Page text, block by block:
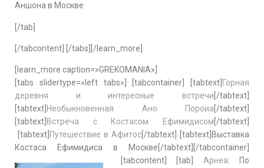
Аншона в Москве
[/tab]
[/tabcontent] [/tabs][/learn_more]
[learn_more caption=»GREKOMANIA»]
[tabs slidertype=»left tabs»] [tabcontainer] [tabtext] Горная
деревня и интересные встречи [/tabtext]
[tabtext] Необыкновенная Ано Пороиа [/tabtext]
[tabtext] Встреча с Костасом Ефимидисом [/tabtext]
[tabtext] Путешествие в Афитос [/tabtext] [tabtext]Выставка
Костаса Ефимидиса в Москве[/tabtext][/tabcontainer]
[tabcontent] [tab]
Арнеа: По